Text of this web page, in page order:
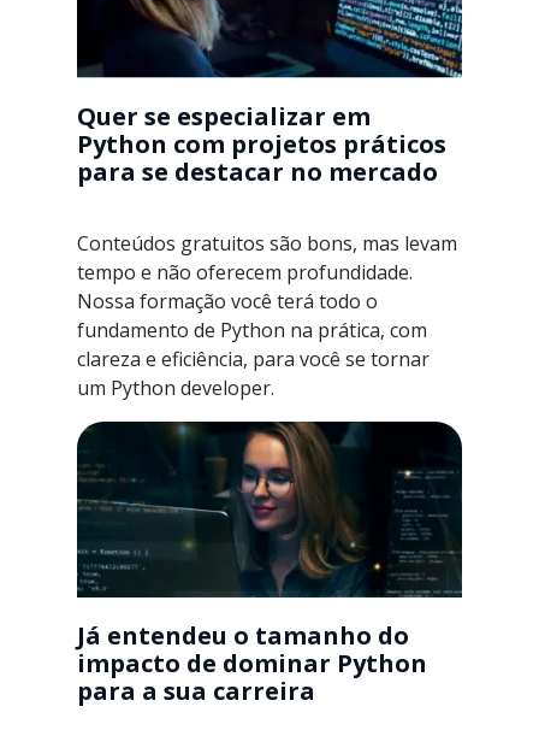
Quer se especializar em
Python com projetos práticos
para se destacar no mercado
Conteúdos gratuitos são bons, mas levam
tempo e não oferecem profundidade.
Nossa formação você terá todo o
fundamento de Python na prática, com
clareza e eficiência, para você se tornar
um Python developer.
Já entendeu o tamanho do
impacto de dominar Python
para a sua carreira